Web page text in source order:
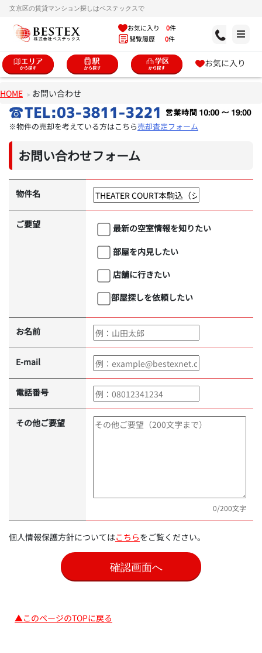
文京区の賃貸マンション探しはベステックスで
お気に入り 0件
閲覧履歴 0件
お気に入り
HOME お問い合わせ
※物件の売却を考えている方はこちら売却査定フォーム
お問い合わせフォーム
物件名
ご要望
最新の空室情報を知りたい
部屋を内見したい
店舗に行きたい
部屋探しを依頼したい
お名前
E-mail
電話番号
その他ご要望
0/200文字
個人情報保護方針についてはこちらをご覧ください。
▲このページのTOPに戻る